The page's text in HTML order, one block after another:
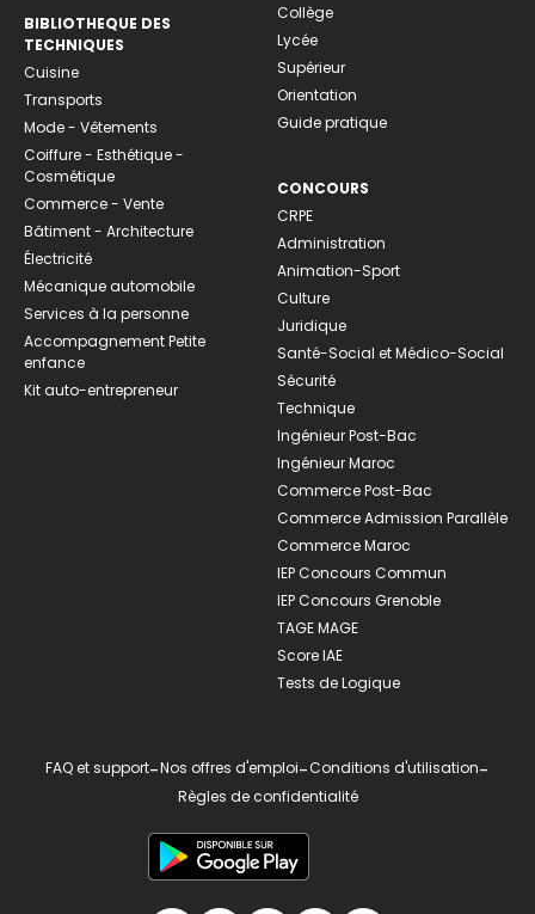
BIBLIOTHEQUE DES
TECHNIQUES
Cuisine
Transports
Mode - Vêtements
Coiffure - Esthétique -
Cosmétique
Commerce - Vente
Bâtiment - Architecture
Électricité
Mécanique automobile
Services à la personne
Accompagnement Petite
enfance
Kit auto-entrepreneur
Collège
Lycée
Supérieur
Orientation
Guide pratique
CONCOURS
CRPE
Administration
Animation-Sport
Culture
Juridique
Santé-Social et Médico-Social
Sécurité
Technique
Ingénieur Post-Bac
Ingénieur Maroc
Commerce Post-Bac
Commerce Admission Parallèle
Commerce Maroc
IEP Concours Commun
IEP Concours Grenoble
TAGE MAGE
Score IAE
Tests de Logique
FAQ et support-Nos offres d'emploi-Conditions d'utilisation-
Règles de confidentialité